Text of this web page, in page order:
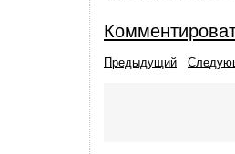
Предыдущий